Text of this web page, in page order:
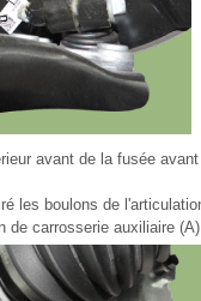
avant de la fusée
les boulons de
de carrosserie auxiliaire